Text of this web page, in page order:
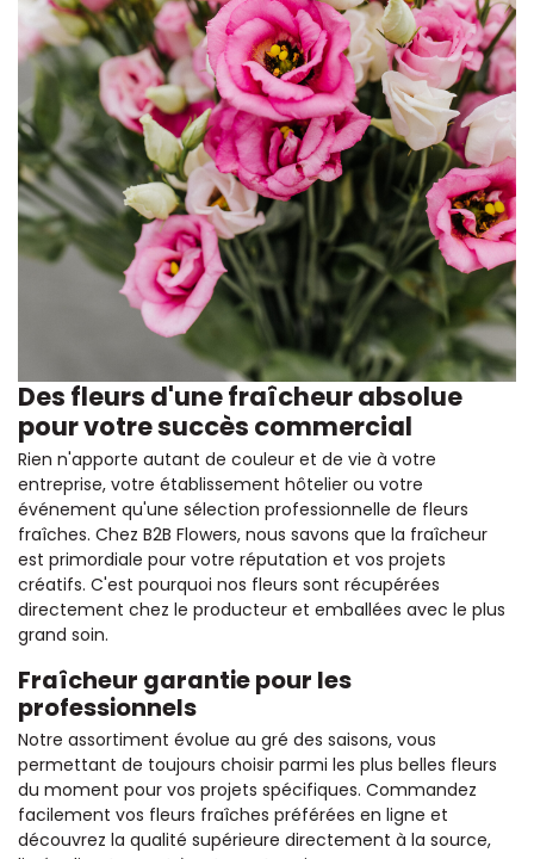
Des fleurs d'une fraîcheur absolue
pour votre succès commercial
Rien n'apporte autant de couleur et de vie à votre
entreprise, votre établissement hôtelier ou votre
événement qu'une sélection professionnelle de fleurs
fraîches. Chez B2B Flowers, nous savons que la fraîcheur
est primordiale pour votre réputation et vos projets
créatifs. C'est pourquoi nos fleurs sont récupérées
directement chez le producteur et emballées avec le plus
grand soin.
Fraîcheur garantie pour les
professionnels
Notre assortiment évolue au gré des saisons, vous
permettant de toujours choisir parmi les plus belles fleurs
du moment pour vos projets spécifiques. Commandez
facilement vos fleurs fraîches préférées en ligne et
découvrez la qualité supérieure directement à la source,